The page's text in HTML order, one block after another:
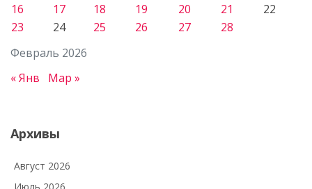
Февраль 2026
16
17 18 19 20 21
22
23
24 25 26 27 28
« Янв Мар »
Архивы
Август 2026